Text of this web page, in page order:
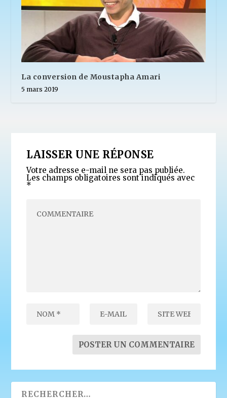
La conversion de Moustapha Amari
5 mars 2019
LAISSER UNE RÉPONSE
Votre adresse e-mail ne sera pas publiée.
Les champs obligatoires sont indiqués avec
*